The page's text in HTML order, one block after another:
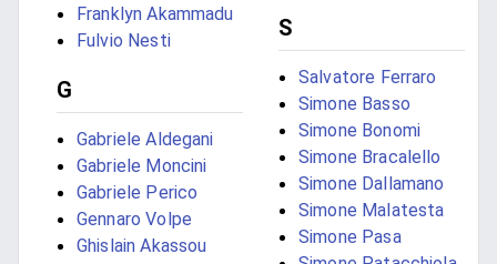
Franklyn Akammadu
Fulvio Nesti
G
Gabriele Aldegani
Gabriele Moncini
Gabriele Perico
Gennaro Volpe
Ghislain Akassou
S
Salvatore Ferraro
Simone Basso
Simone Bonomi
Simone Bracalello
Simone Dallamano
Simone Malatesta
Simone Pasa